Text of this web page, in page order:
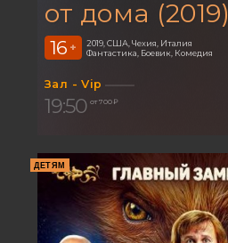
от дома (2019)
16 +
2019, США, Чехия, Италия
Фантастика, Боевик, Комедия
Зал - Vip
19:50 от 700 ₽
ДЕТЯМ